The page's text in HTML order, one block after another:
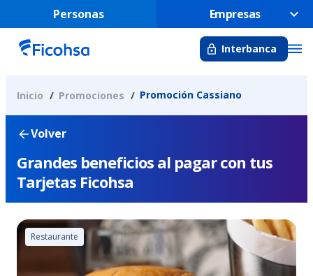
Personas Empresas
Interbanca
Inicio Promociones Promoción Cassiano
Volver
Grandes beneficios al pagar con tus
Tarjetas Ficohsa
Restaurante